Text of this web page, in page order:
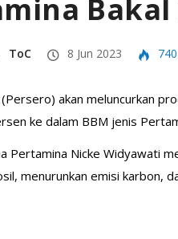
ToC 8 Jun 2023 740
akan meluncurkan
ke dalam BBM jenis
Pertamina Nicke Widyawati
menurunkan emisi karbon,